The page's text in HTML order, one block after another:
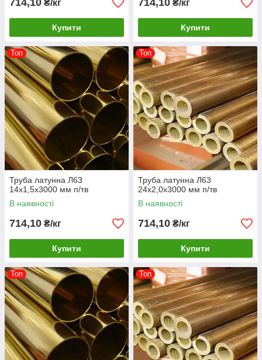
714,10 ₴/кг
Купити
714,10 ₴/кг
Купити
Топ
Труба латунна Л63
14х1,5х3000 мм п/тв
В наявності
714,10 ₴/кг
Купити
Топ
Труба латунна Л63
24х2,0х3000 мм п/тв
В наявності
714,10 ₴/кг
Купити
Топ Топ